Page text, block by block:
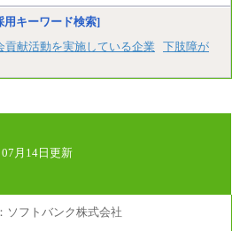
も給与に変更はございません。
）
円～
万円～1,100万円
/38歳・月給59万円 *残業代・家族手当
円～
万円～610万円
28歳・月給26万円
用キーワード検索]
貢献活動を実施している企業
下肢障が
07月14日更新